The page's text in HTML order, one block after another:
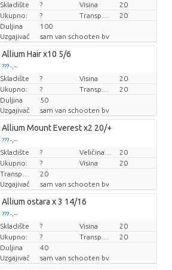
Cijena po komadu
Skladište ? Visina
20
Ukupno:
?
20
Duljina
100
Uzgajivač
sam van schooten bv
Allium Hair x10 5/6
??? -,--
Cijena po komadu
Skladište ? Visina
20
Ukupno:
?
20
Duljina
50
Uzgajivač
sam van schooten bv
Allium Mount Everest x2 20/+
??? -,--
Cijena po komadu
Skladište ?
20
Ukupno:
? Visina
20
20
Uzgajivač
sam van schooten bv
Allium ostara x 3 14/16
??? -,--
Cijena po komadu
Skladište ? Visina
20
Ukupno:
?
20
Duljina
40
Uzgajivač
sam van schooten bv